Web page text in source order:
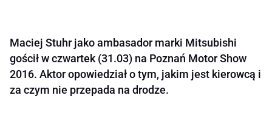
Maciej Stuhr jako ambasador marki Mitsubishi
gościł w czwartek (31.03) na Poznań Motor Show
2016. Aktor opowiedział o tym, jakim jest kierowcą i
za czym nie przepada na drodze.